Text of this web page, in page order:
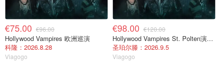
€75.00 €96.00
Hollywood Vampires 欧洲巡演
科隆：2026.8.28
Viagogo
€98.00 €120.00
Hollywood Vampires St. Polten演唱会门票 2026年9月5日
圣珀尔滕：2026.9.5
Viagogo